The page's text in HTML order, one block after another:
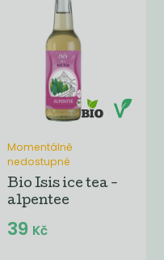
Momentálně
nedostupné
Bio Isis ice tea -
alpentee
39 Kč